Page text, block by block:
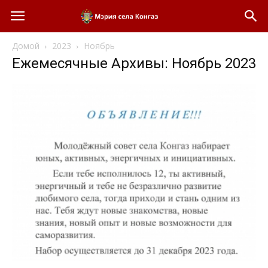
Домой 2023 Ноябрь
Ежемесячные Архивы: Ноябрь 2023